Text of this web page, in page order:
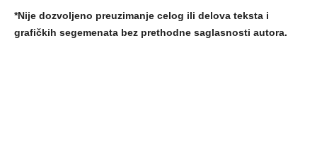
*Nije dozvoljeno preuzimanje celog ili delova teksta i
grafičkih segemenata bez prethodne saglasnosti autora.